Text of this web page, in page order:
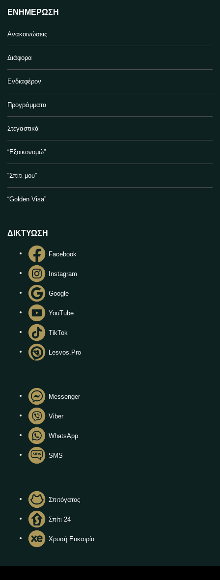
ΕΝΗΜΈΡΩΣΗ
Ανακοινώσεις
Διάφορα
Ενδιαφέρον
Προγράμματα
Στεγαστικά
“Εξοικονομώ”
“Σπίτι μου”
“Golden Visa”
ΔΙΚΤΥΩΣΗ
Facebook
Instagram
Google
YouTube
TikTok
Lesvos.Pro
Messenger
Viber
WhatsApp
SMS
Σπιτόγατος
Σπίτι 24
Χρυσή Ευκαιρία